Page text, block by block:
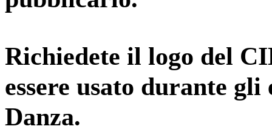
Richiedete il logo del
essere usato durante
Danza.